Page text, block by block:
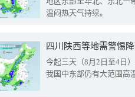
温闷热天气持续。
今起三天（8月2日至4日
我国中东部仍有大范围高